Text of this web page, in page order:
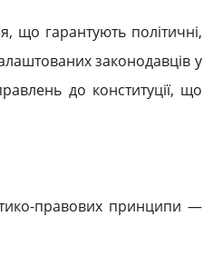
що гарантують політичні,
законодавців у
до конституції, що
правових принципи —